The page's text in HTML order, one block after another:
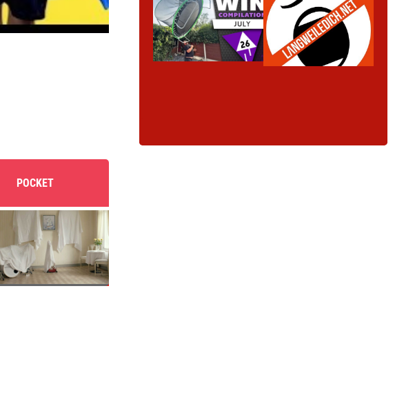
POCKET